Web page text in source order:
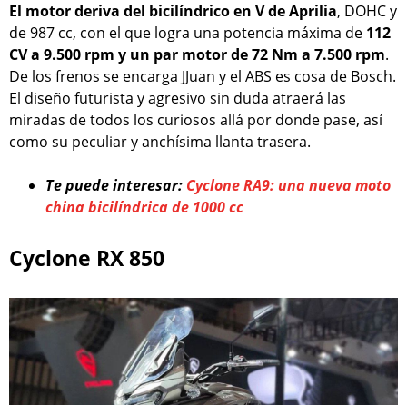
El motor deriva del bicilíndrico en V de Aprilia, DOHC y
de 987 cc, con el que logra una potencia máxima de 112
CV a 9.500 rpm y un par motor de 72 Nm a 7.500 rpm.
De los frenos se encarga JJuan y el ABS es cosa de Bosch.
El diseño futurista y agresivo sin duda atraerá las
miradas de todos los curiosos allá por donde pase, así
como su peculiar y anchísima llanta trasera.
Te puede interesar: Cyclone RA9: una nueva moto
china bicilíndrica de 1000 cc
Cyclone RX 850